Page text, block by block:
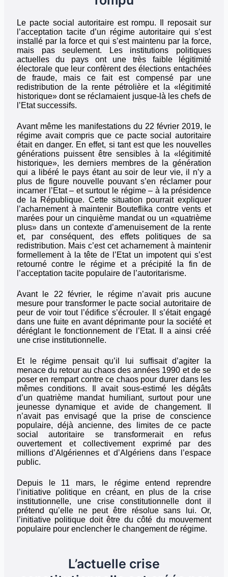
Le pacte social autoritaire est rompu. Il reposait sur
l’acceptation tacite d’un régime autoritaire qui s’est
installé par la force et qui s’est maintenu par la force,
mais pas seulement. Les institutions politiques
actuelles du pays ont une très faible légitimité
électorale que leur confèrent des élections entachées
de fraude, mais ce fait est compensé par une
redistribution de la rente pétrolière et la «légitimité
historique» dont se réclamaient jusque-là les chefs de
l’Etat successifs.
Avant même les manifestations du 22 février 2019, le
régime avait compris que ce pacte social autoritaire
était en danger. En effet, si tant est que les nouvelles
générations puissent être sensibles à la «légitimité
historique», les derniers membres de la génération
qui a libéré le pays étant au soir de leur vie, il n’y a
plus de figure nouvelle pouvant s’en réclamer pour
incarner l’Etat – et surtout le régime – à la présidence
de la République. Cette situation pourrait expliquer
l’acharnement à maintenir Bouteflika contre vents et
marées pour un cinquième mandat ou un «quatrième
plus» dans un contexte d’amenuisement de la rente
et, par conséquent, des effets politiques de sa
redistribution. Mais c’est cet acharnement à maintenir
formellement à la tête de l’Etat un impotent qui s’est
retourné contre le régime et a précipité la fin de
l’acceptation tacite populaire de l’autoritarisme.
Avant le 22 février, le régime n’avait pris aucune
mesure pour transformer le pacte social autoritaire de
peur de voir tout l’édifice s’écrouler. Il s’était engagé
dans une fuite en avant déprimante pour la société et
déréglant le fonctionnement de l’Etat. Il a ainsi créé
une crise institutionnelle.
Et le régime pensait qu’il lui suffisait d’agiter la
menace du retour au chaos des années 1990 et de se
poser en rempart contre ce chaos pour durer dans les
mêmes conditions. Il avait sous-estimé les dégâts
d’un quatrième mandat humiliant, surtout pour une
jeunesse dynamique et avide de changement. Il
n’avait pas envisagé que la prise de conscience
populaire, déjà ancienne, des limites de ce pacte
social autoritaire se transformerait en refus
ouvertement et collectivement exprimé par des
millions d’Algériennes et d’Algériens dans l’espace
public.
Depuis le 11 mars, le régime entend reprendre
l’initiative politique en créant, en plus de la crise
institutionnelle, une crise constitutionnelle dont il
prétend qu’elle ne peut être résolue sans lui. Or,
l’initiative politique doit être du côté du mouvement
populaire pour enclencher le changement de régime.
L’actuelle crise